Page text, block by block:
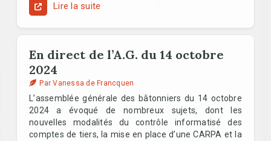
Lire la suite
En direct de l’A.G. du 14 octobre
2024
Par Vanessa de Francquen
L’assemblée générale des bâtonniers du 14 octobre
2024 a évoqué de nombreux sujets, dont les
nouvelles modalités du contrôle informatisé des
comptes de tiers, la mise en place d’une CARPA et la